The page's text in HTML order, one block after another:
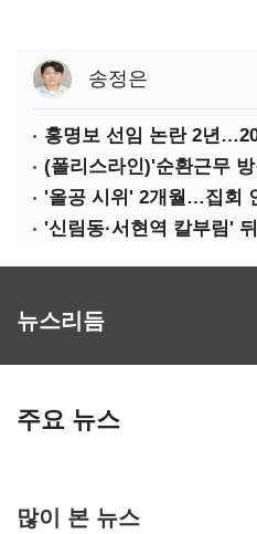
송정은
뉴스리듬
주요 뉴스
많이 본 뉴스